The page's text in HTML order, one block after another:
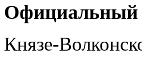
Официальный
Князе-